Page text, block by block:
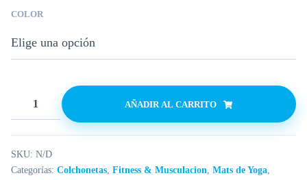
COLOR
AÑADIR AL CARRITO
SKU: N/D
Categorías: Colchonetas, Fitness & Musculacion, Mats de Yoga,